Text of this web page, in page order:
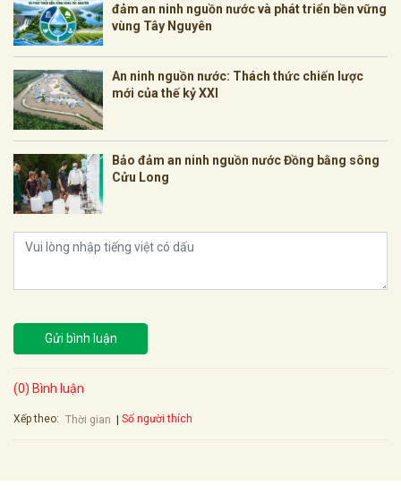
đảm an ninh nguồn nước và phát triển bền vững
vùng Tây Nguyên
An ninh nguồn nước: Thách thức chiến lược
mới của thế kỷ XXI
Bảo đảm an ninh nguồn nước Đồng bằng sông
Cửu Long
Gửi bình luận
(0) Bình luận
Xếp theo: Thời gian Số người thích